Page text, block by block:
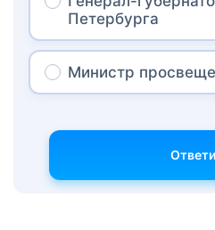
Петербурга
Министр